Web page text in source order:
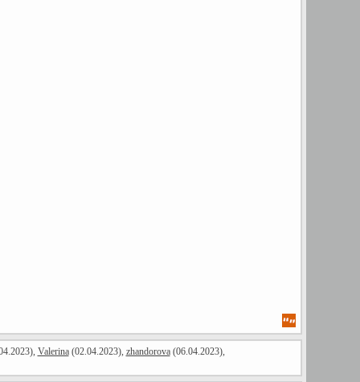
Valerina(02.04.2023), zhandorova(06.04.2023),